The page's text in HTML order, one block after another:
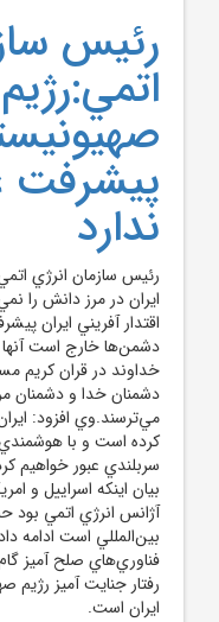
رئيس
پيشرفت
ندارد
رئيس سازمان انرژي
ايران در مرز دانش را
اقتدار آفريني ايران
دشمن‌ها خارج است آنها
خداوند در قران کريم
دشمنان خدا و دشمنان
مي‌ترسند.وي افزود:
کرده است و با هوشمندي
سربلندي عبور خواهيم
آژانس انرژي اتمي بود
بين‌المللي است ادامه
فناوري‌هاي صلح آميز
رفتار جنايت آميز رژيم
ايران است.